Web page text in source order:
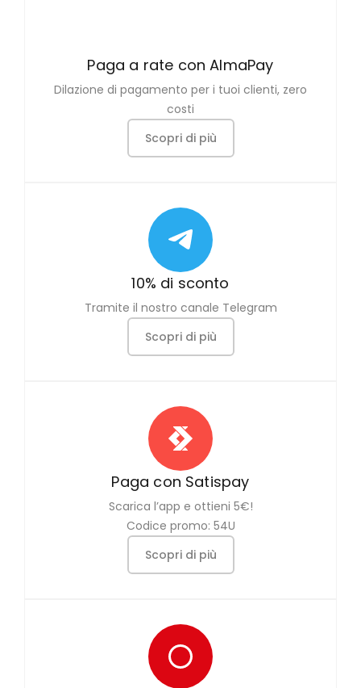
Paga a rate con AlmaPay
Dilazione di pagamento per i tuoi clienti, zero
costi
Scopri di più
10% di sconto
Tramite il nostro canale Telegram
Scopri di più
Paga con Satispay
Scarica l’app e ottieni 5€!
Codice promo: 54U
Scopri di più